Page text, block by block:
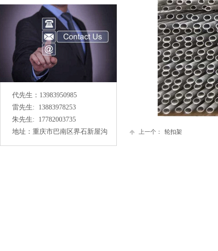
上一个： 轮扣架
代先生：13983950985
雷先生: 13883978253
朱先生: 17782003735
地址：重庆市巴南区界石新屋沟